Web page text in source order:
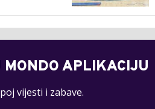
MONDO APLIKACIJU
vijesti i zabave.